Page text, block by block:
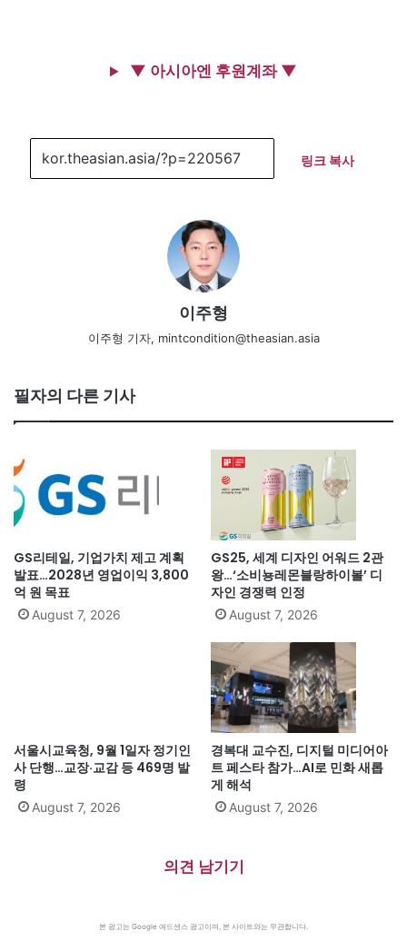
▼ 아시아엔 후원계좌 ▼
링크 복사
이주형
이주형 기자, mintcondition@theasian.asia
필자의 다른 기사
GS리테일, 기업가치 제고 계획
발표…2028년 영업이익 3,800
억 원 목표
August 7, 2026
GS25, 세계 디자인 어워드 2관
왕…‘소비뇽레몬블랑하이볼’ 디
자인 경쟁력 인정
August 7, 2026
서울시교육청, 9월 1일자 정기인
사 단행…교장·교감 등 469명 발
령
August 7, 2026
경복대 교수진, 디지털 미디어아
트 페스타 참가…AI로 민화 새롭
게 해석
August 7, 2026
의견 남기기
본 광고는 Google 애드센스 광고이며, 본 사이트와는 무관합니다.